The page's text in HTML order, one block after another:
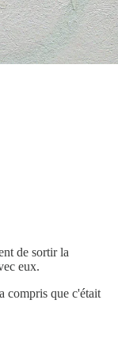
de sortir la
eux.
compris que c'était